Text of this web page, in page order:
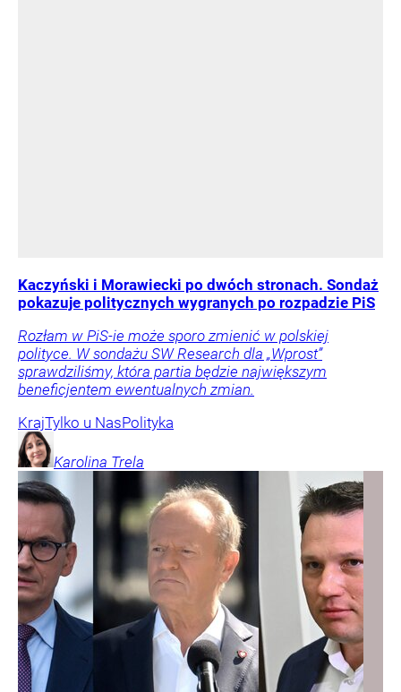
Kaczyński i Morawiecki po dwóch stronach. Sondaż
pokazuje politycznych wygranych po rozpadzie PiS
Rozłam w PiS-ie może sporo zmienić w polskiej
polityce. W sondażu SW Research dla „Wprost”
sprawdziliśmy, która partia będzie największym
beneficjentem ewentualnych zmian.
KrajTylko u NasPolityka
Karolina Trela